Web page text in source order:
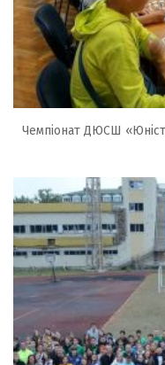
Чемпіонат ДЮСШ